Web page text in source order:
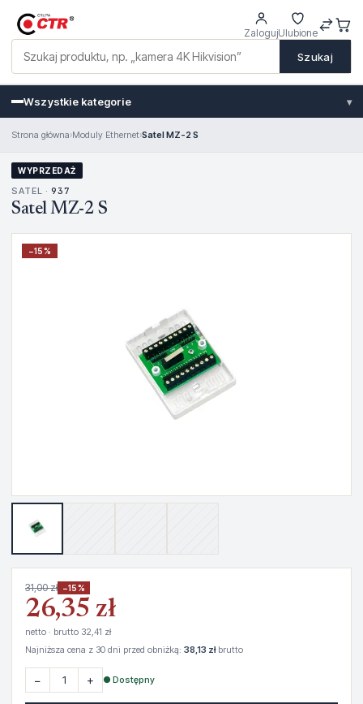
Szukaj
ZalogujUlubione
Wszystkie kategorie ▾
Strona główna›Moduly Ethernet›Satel MZ-2 S
WYPRZEDAŻ
SATEL · 937
Satel MZ-2 S
−15%
31,00 zł −15%
26,35 zł
netto · brutto 32,41 zł
Najniższa cena z 30 dni przed obniżką: 38,13 złbrutto
− + ● Dostępny